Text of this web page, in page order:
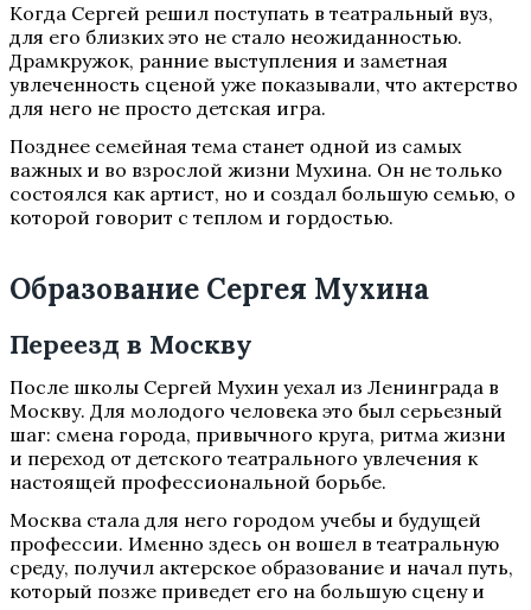
Когда Сергей решил поступать в театральный вуз,
для его близких это не стало неожиданностью.
Драмкружок, ранние выступления и заметная
увлеченность сценой уже показывали, что актерство
для него не просто детская игра.
Позднее семейная тема станет одной из самых
важных и во взрослой жизни Мухина. Он не только
состоялся как артист, но и создал большую семью, о
которой говорит с теплом и гордостью.
Образование Сергея Мухина
Переезд в Москву
После школы Сергей Мухин уехал из Ленинграда в
Москву. Для молодого человека это был серьезный
шаг: смена города, привычного круга, ритма жизни
и переход от детского театрального увлечения к
настоящей профессиональной борьбе.
Москва стала для него городом учебы и будущей
профессии. Именно здесь он вошел в театральную
среду, получил актерское образование и начал путь,
который позже приведет его на большую сцену и